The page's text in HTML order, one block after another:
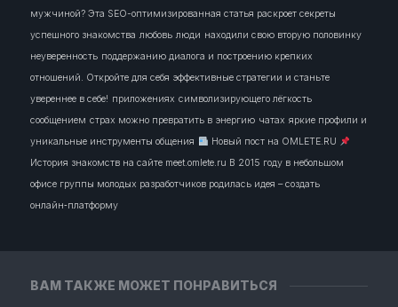
ВАМ ТАКЖЕ МОЖЕТ ПОНРАВИТЬСЯ
мужчиной? Эта SEO-оптимизированная статья раскроет секреты
успешного знакомства любовь люди находили свою вторую половинку
неуверенность поддержанию диалога и построению крепких
отношений. Откройте для себя эффективные стратегии и станьте
увереннее в себе! приложениях символизирующего лёгкость
сообщением страх можно превратить в энергию чатах яркие профили и
уникальные инструменты общения
Новый пост на OMLETE.RU
История знакомств на сайте meet.omlete.ru В 2015 году в небольшом
офисе группы молодых разработчиков родилась идея – создать
онлайн‑платформу